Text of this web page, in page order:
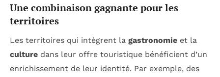
Une combinaison gagnante pour les
territoires
Les territoires qui intègrent la gastronomie et la
culture dans leur offre touristique bénéficient d’un
enrichissement de leur identité. Par exemple, des